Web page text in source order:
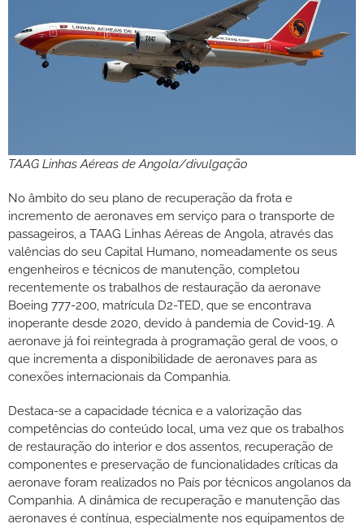
TAAG Linhas Aéreas de Angola/divulgação
No âmbito do seu plano de recuperação da frota e
incremento de aeronaves em serviço para o transporte de
passageiros, a TAAG Linhas Aéreas de Angola, através das
valências do seu Capital Humano, nomeadamente os seus
engenheiros e técnicos de manutenção, completou
recentemente os trabalhos de restauração da aeronave
Boeing 777-200, matrícula D2-TED, que se encontrava
inoperante desde 2020, devido à pandemia de Covid-19. A
aeronave já foi reintegrada à programação geral de voos, o
que incrementa a disponibilidade de aeronaves para as
conexões internacionais da Companhia.
Destaca-se a capacidade técnica e a valorização das
competências do conteúdo local, uma vez que os trabalhos
de restauração do interior e dos assentos, recuperação de
componentes e preservação de funcionalidades críticas da
aeronave foram realizados no País por técnicos angolanos da
Companhia. A dinâmica de recuperação e manutenção das
aeronaves é contínua, especialmente nos equipamentos de